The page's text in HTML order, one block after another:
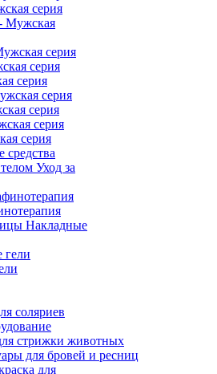
серия
серия
серия
серия
серия
средства
Уход за
Накладные
соляриев
стрижки животных
для бровей и ресниц